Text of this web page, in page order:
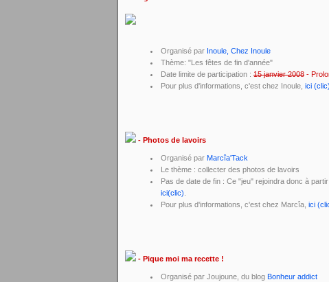
Organisé par Inoule, Chez Inoule
Thème: "Les fêtes de fin d'année"
Date limite de participation : 15 janvier 2008 -
Pour plus d'informations, c'est chez Inoule, ici (clic)
- Photos de lavoirs
Organisé par Marcîa'Tack
Le thème : collecter des photos de lavoirs
Pas de date de fin : Ce "jeu" rejoindra donc à
ici(clic)
Pour plus d'informations, c'est chez Marcîa, ici
- Pique moi ma recette !
Organisé par Joujoune, du blog Bonheur addict